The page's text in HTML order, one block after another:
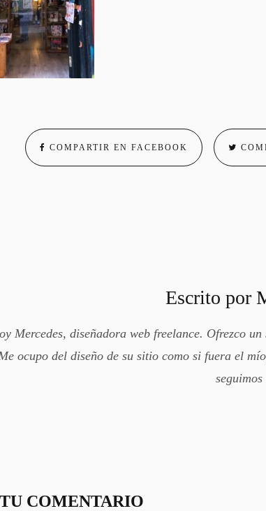
COMPARTIR EN FACEBOOK
Escrito por
Mercedes, diseñadora web freelance. Ofrezco
ocupo del diseño de su sitio como si fuera el
COMENTARIO